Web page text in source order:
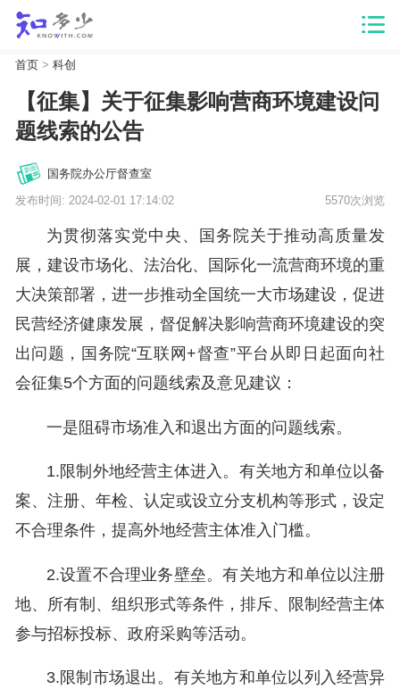
首页> 科创
【征集】关于征集影响营商环境建设问
题线索的公告
国务院办公厅督查室
发布时间: 2024-02-01 17:14:02 5570次浏览
为贯彻落实党中央、国务院关于推动高质量发
展，建设市场化、法治化、国际化一流营商环境的重
大决策部署，进一步推动全国统一大市场建设，促进
民营经济健康发展，督促解决影响营商环境建设的突
出问题，国务院“互联网+督查”平台从即日起面向社
会征集5个方面的问题线索及意见建议：
一是阻碍市场准入和退出方面的问题线索。
1.限制外地经营主体进入。有关地方和单位以备
案、注册、年检、认定或设立分支机构等形式，设定
不合理条件，提高外地经营主体准入门槛。
2.设置不合理业务壁垒。有关地方和单位以注册
地、所有制、组织形式等条件，排斥、限制经营主体
参与招标投标、政府采购等活动。
3.限制市场退出。有关地方和单位以列入经营异